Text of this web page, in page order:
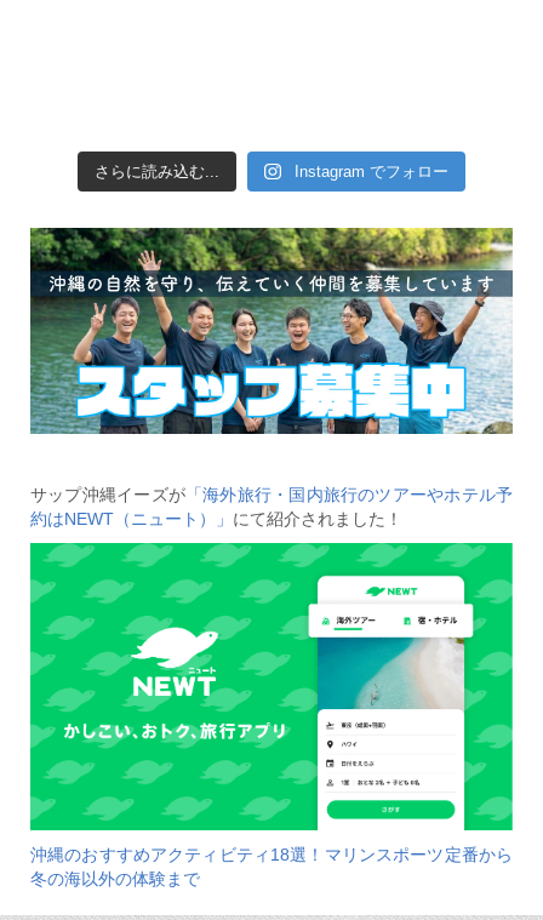
さらに読み込む... Instagram でフォロー
サップ沖縄イーズが 「海外旅行・国内旅行のツアーやホテル予
約はNEWT（ニュート）」 にて紹介されました！
沖縄のおすすめアクティビティ18選！マリンスポーツ定番から
冬の海以外の体験まで